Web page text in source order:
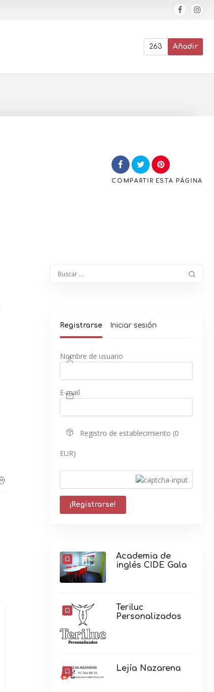
263 Añadir
COMPARTIR ESTA PÁGINA
Registrarse Iniciar sesión
Nombre de usuario
E-mail
Registro de establecimiento (0
EUR)
Academia de
inglés CIDE Gala
Teriluc
Personalizados
Lejía Nazarena